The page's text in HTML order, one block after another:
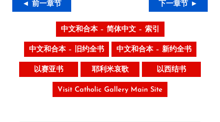
◄ 前一章节 下一章节 ►
中文和合本 – 简体中文 – 索引
中文和合本 – 旧约全书 中文和合本 – 新约全书
以赛亚书 耶利米哀歌 以西结书
Visit Catholic Gallery Main Site